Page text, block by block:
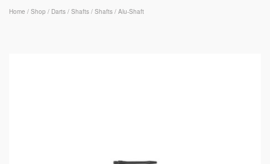
Home / Shop / Darts / Shafts / Shafts / Alu-Shaft